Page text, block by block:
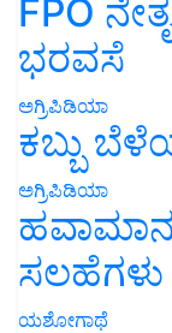
FPO
ಭರವಸೆ
ಅಗ್ರಿಪಿಡಿಯಾ
ಕಬ್ಬು
ಅಗ್ರಿಪಿಡಿಯಾ
ಹವಾಮಾನ
ಸಲಹೆಗಳು
ಯಶೋಗಾಥೆ